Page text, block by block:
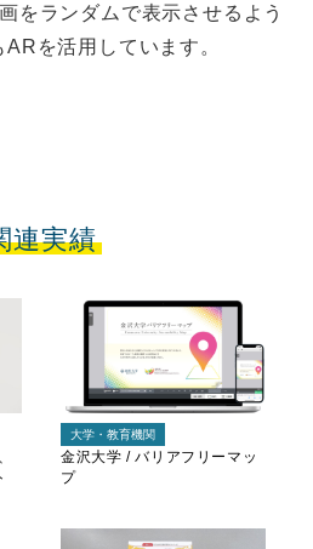
をランダムで表示させるよう
を活用しています。
連実績
大学・教育機関
金沢大学 / バリアフリーマッ
プ